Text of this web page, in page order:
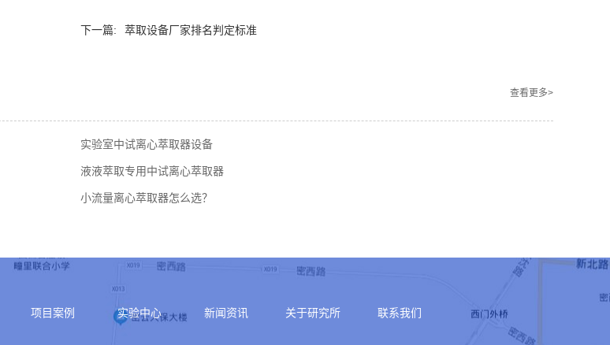
下一篇: 萃取设备厂家排名判定标准
查看更多>
实验室中试离心萃取器设备
液液萃取专用中试离心萃取器
小流量离心萃取器怎么选？
项目案例 实验中心 新闻资讯 关于研究所 联系我们